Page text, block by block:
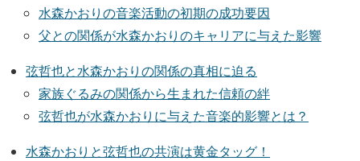
水森かおりの音楽活動の初期の成功要因
父との関係が水森かおりのキャリアに与えた影響
弦哲也と水森かおりの関係の真相に迫る
家族ぐるみの関係から生まれた信頼の絆
弦哲也が水森かおりに与えた音楽的影響とは？
水森かおりと弦哲也の共演は黄金タッグ！